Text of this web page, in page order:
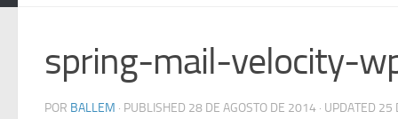
spring-mail-velocity-
POR BALLEM · PUBLISHED 28 DE AGOSTO DE 2014 · UPDATED 25